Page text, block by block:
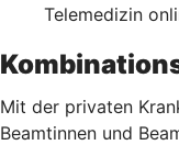
Telemedizin
Mit der privaten
Beamtinnen und